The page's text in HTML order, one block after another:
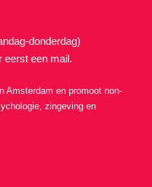
donderdag)
eerst een mail.
Amsterdam en promoot non-
zingeving en